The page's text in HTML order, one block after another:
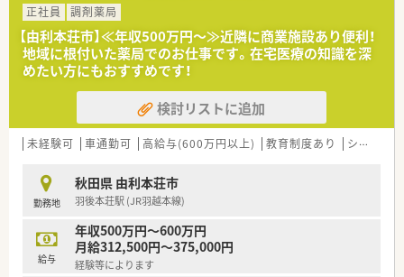
正社員
調剤薬局
【由利本荘市】≪年収500万円～≫近隣に商業施設あり便利！
地域に根付いた薬局でのお仕事です。在宅医療の知識を深
めたい方にもおすすめです！
検討リストに追加
未経験可 車通勤可 高給与(600万円以上) 教育制度あり シフト制
勤務地
秋田県 由利本荘市
羽後本荘駅 (JR羽越本線)
給与
年収500万円～600万円
月給312,500円～375,000円
経験等によります